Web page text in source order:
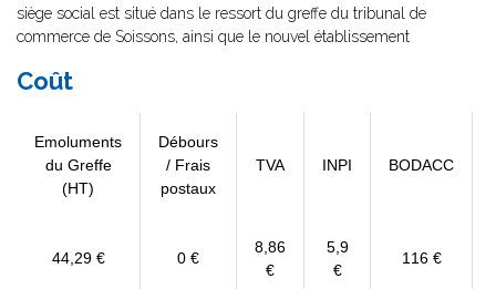
siège social est situé dans le ressort du greffe du tribunal de
commerce de Soissons, ainsi que le nouvel établissement
Coût
Emoluments
du Greffe
(HT)
Débours
/ Frais
postaux
TVA INPI BODACC
44,29 € 0 €
8,86
€
5,9
€
116 €